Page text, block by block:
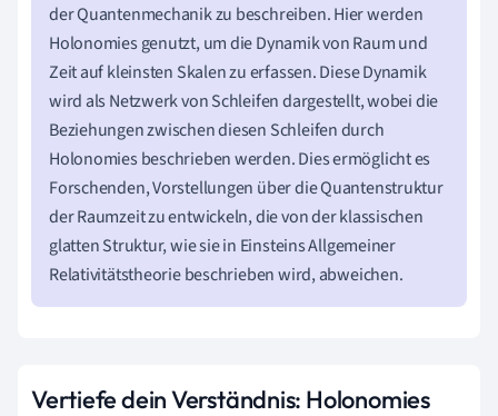
der Quantenmechanik zu beschreiben. Hier werden
Holonomies genutzt, um die Dynamik von Raum und
Zeit auf kleinsten Skalen zu erfassen. Diese Dynamik
wird als Netzwerk von Schleifen dargestellt, wobei die
Beziehungen zwischen diesen Schleifen durch
Holonomies beschrieben werden. Dies ermöglicht es
Forschenden, Vorstellungen über die Quantenstruktur
der Raumzeit zu entwickeln, die von der klassischen
glatten Struktur, wie sie in Einsteins Allgemeiner
Relativitätstheorie beschrieben wird, abweichen.
Vertiefe dein Verständnis: Holonomies